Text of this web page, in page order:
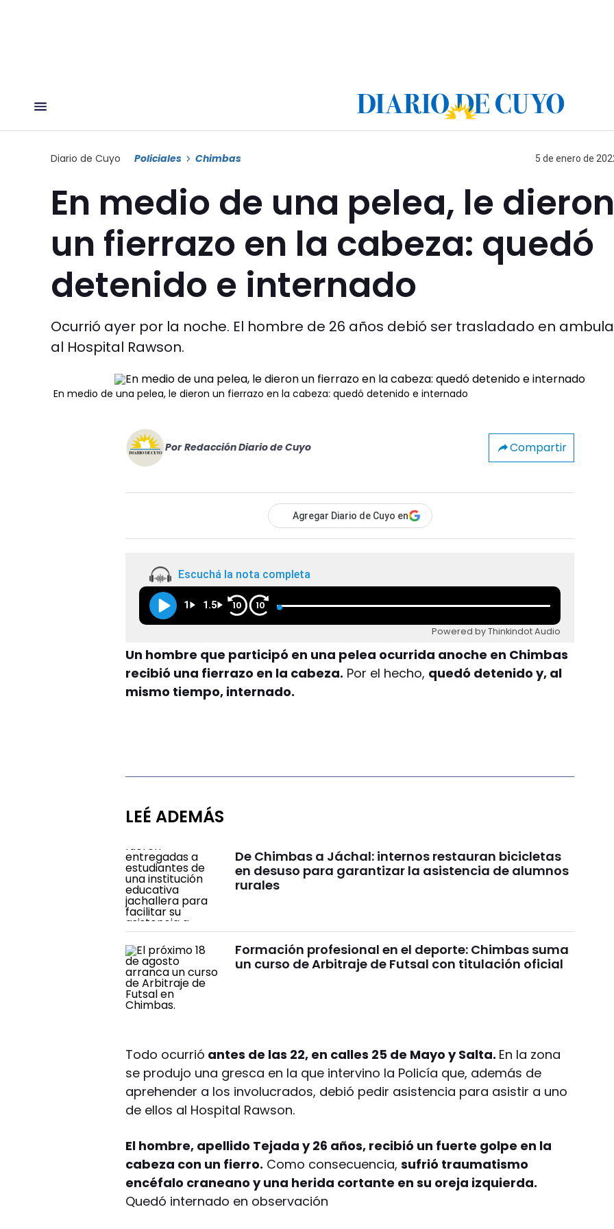
Diario de Cuyo Policiales Chimbas 5 de enero de
En medio de una pelea, le dieron
un fierrazo en la cabeza: quedó
detenido e internado
Ocurrió ayer por la noche. El hombre de 26 años debió ser trasladado en
al Hospital Rawson.
En medio de una pelea, le dieron un fierrazo en la cabeza: quedó detenido e internado
Por Redacción Diario de Cuyo Compartir
Agregar Diario de Cuyo en
Escuchá la nota completa
1 1.5 10 10
Powered by Thinkindot Audio
Un hombre que participó en una pelea ocurrida anoche en Chimbas
recibió una fierrazo en la cabeza. Por el hecho, quedó detenido y, al
mismo tiempo, internado.
LEÉ ADEMÁS
De Chimbas a Jáchal: internos restauran bicicletas
en desuso para garantizar la asistencia de alumnos
rurales
Formación profesional en el deporte: Chimbas suma
un curso de Arbitraje de Futsal con titulación oficial
Todo ocurrió antes de las 22, en calles 25 de Mayo y Salta. En la zona
se produjo una gresca en la que intervino la Policía que, además de
aprehender a los involucrados, debió pedir asistencia para asistir a uno
de ellos al Hospital Rawson.
El hombre, apellido Tejada y 26 años, recibió un fuerte golpe en la
cabeza con un fierro. Como consecuencia,sufrió traumatismo
encéfalo craneano y una herida cortante en su oreja izquierda.
Quedó internado en observación